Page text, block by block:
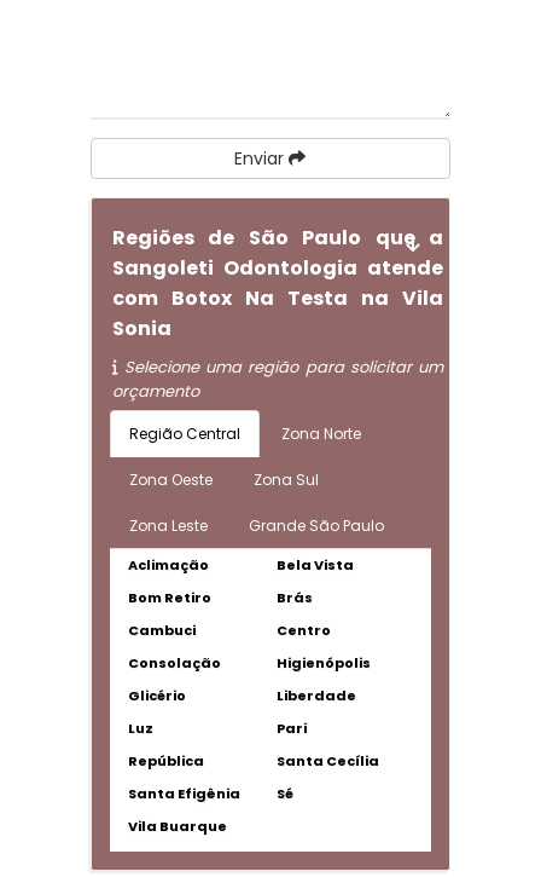
Enviar
Regiões de São Paulo que a
Sangoleti Odontologia atende
com Botox Na Testa na Vila
Sonia
Selecione uma região para solicitar um
orçamento
Região Central Zona Norte
Zona Oeste Zona Sul
Zona Leste Grande São Paulo
Aclimação
Bela Vista
Bom Retiro
Brás
Cambuci
Centro
Consolação
Higienópolis
Glicério
Liberdade
Luz
Pari
República
Santa Cecília
Santa Efigênia
Sé
Vila Buarque